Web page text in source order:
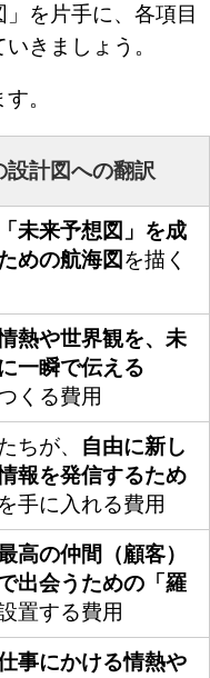
を片手に、各項目
きましょう。
。
設計図への翻訳
未来予想図」を成
めの航海図 を描く
熱や世界観を、未
一瞬で伝える
くる費用
ちが、
自由に新し
報を発信するため
を手に入れる費用
高の仲間（顧客）
出会うための「羅
置する費用
事にかける情熱や